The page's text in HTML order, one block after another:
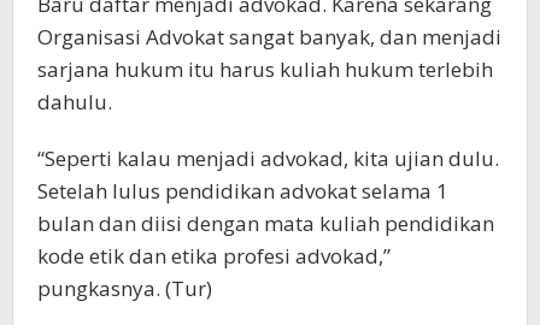
Organisasi Advokat sangat banyak, dan menjadi
sarjana hukum itu harus kuliah hukum terlebih
dahulu.
“Seperti kalau menjadi advokad, kita ujian dulu.
Setelah lulus pendidikan advokat selama 1
bulan dan diisi dengan mata kuliah pendidikan
kode etik dan etika profesi advokad,”
pungkasnya. (Tur)